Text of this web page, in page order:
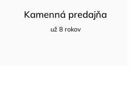
Kamenná predajňa
už 8 rokov